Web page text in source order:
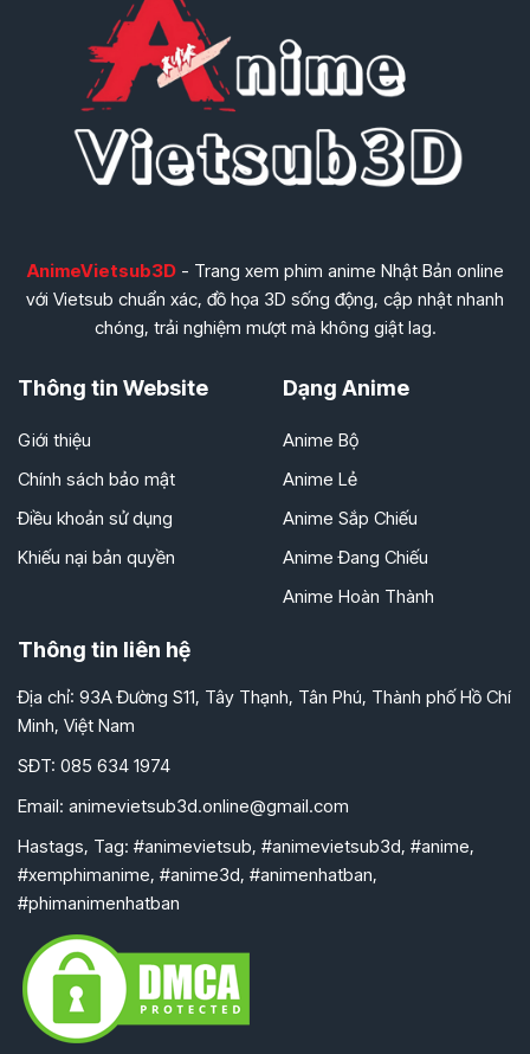
AnimeVietsub3D- Trang xem phim anime Nhật Bản online
với Vietsub chuẩn xác, đồ họa 3D sống động, cập nhật nhanh
chóng, trải nghiệm mượt mà không giật lag.
Thông tin Website
Giới thiệu
Chính sách bảo mật
Điều khoản sử dụng
Khiếu nại bản quyền
Dạng Anime
Anime Bộ
Anime Lẻ
Anime Sắp Chiếu
Anime Đang Chiếu
Anime Hoàn Thành
Thông tin liên hệ
Địa chỉ: 93A Đường S11, Tây Thạnh, Tân Phú, Thành phố Hồ Chí
Minh, Việt Nam
SĐT: 085 634 1974
Email: animevietsub3d.online@gmail.com
Hastags, Tag: #animevietsub, #animevietsub3d, #anime,
#xemphimanime, #anime3d, #animenhatban,
#phimanimenhatban